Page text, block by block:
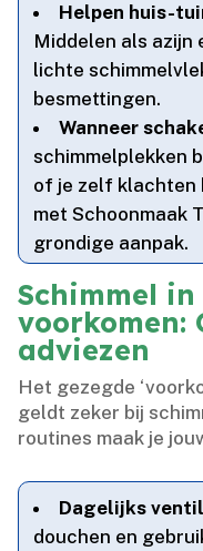
Helpen huis-
Middelen als azijn
lichte
besmettingen.​
Wanneer
schimmelplekken
of je zelf klachten
met Schoonmaak
grondige aanpak.​
Schimmel
voorkomen:
adviezen
Het gezegde
geldt zeker bij
routines maak je
Dagelijks
douchen en